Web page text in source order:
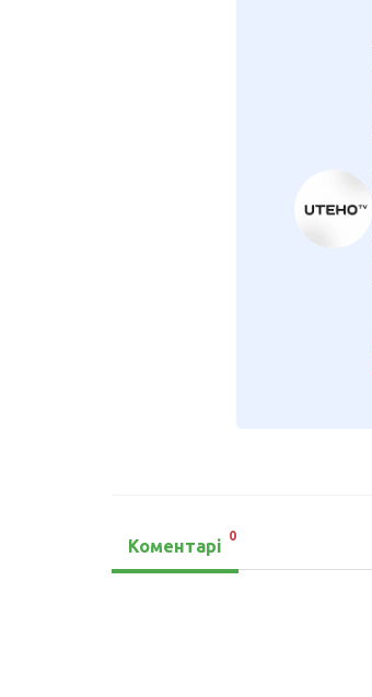
Коментарі
0